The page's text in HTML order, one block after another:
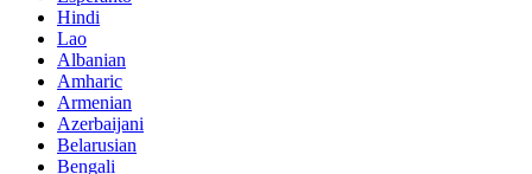
Hindi
Lao
Albanian
Amharic
Armenian
Azerbaijani
Belarusian
Bengali